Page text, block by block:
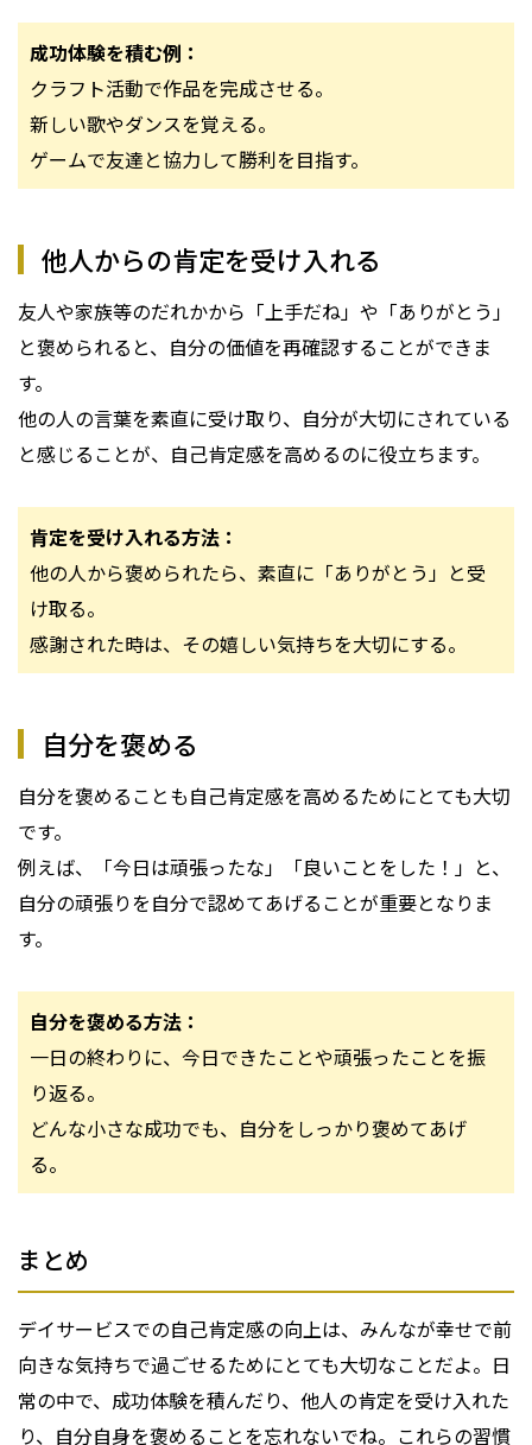
成功体験を積む例：
クラフト活動で作品を完成させる。
新しい歌やダンスを覚える。
ゲームで友達と協力して勝利を目指す。
他人からの肯定を受け入れる
友人や家族等のだれかから「上手だね」や「ありがとう」
と褒められると、自分の価値を再確認することができま
す。
他の人の言葉を素直に受け取り、自分が大切にされている
と感じることが、自己肯定感を高めるのに役立ちます。
肯定を受け入れる方法：
他の人から褒められたら、素直に「ありがとう」と受
け取る。
感謝された時は、その嬉しい気持ちを大切にする。
自分を褒める
自分を褒めることも自己肯定感を高めるためにとても大切
です。
例えば、「今日は頑張ったな」「良いことをした！」と、
自分の頑張りを自分で認めてあげることが重要となりま
す。
自分を褒める方法：
一日の終わりに、今日できたことや頑張ったことを振
り返る。
どんな小さな成功でも、自分をしっかり褒めてあげ
る。
まとめ
デイサービスでの自己肯定感の向上は、みんなが幸せで前
向きな気持ちで過ごせるためにとても大切なことだよ。日
常の中で、成功体験を積んだり、他人の肯定を受け入れた
り、自分自身を褒めることを忘れないでね。これらの習慣